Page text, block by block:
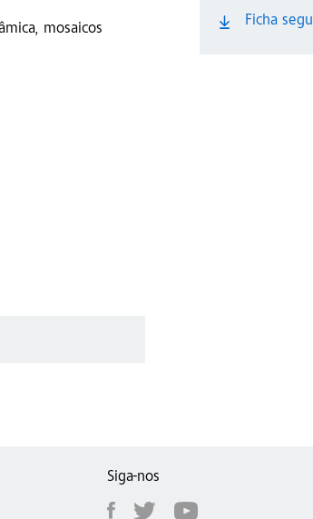
Ficha
mosaicos
Siga-nos